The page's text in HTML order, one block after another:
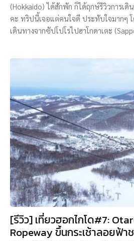
(Hokkaido) ได้สักพัก ก็ได้ฤกษ์รีวิวการเดิ
คะ ทริปนี้เจอแต่คนใจดี ประทับใจมากๆ
เดินทางจากซัปโปโรไปฮาโกดาเตะ
[รีวิว] เที่ยวฮอกไกโด#7:
Ropeway ขึ้นกระเช้าลอยฟ้า